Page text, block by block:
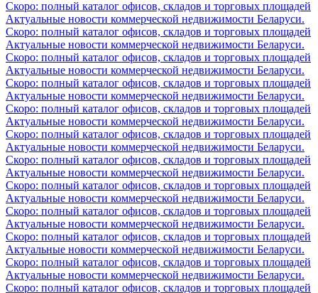
Скоро: полный каталог офисов, складов и торговых площадей
Актуальные новости коммерческой недвижимости Беларуси.
Скоро: полный каталог офисов, складов и торговых площадей
Актуальные новости коммерческой недвижимости Беларуси.
Скоро: полный каталог офисов, складов и торговых площадей
Актуальные новости коммерческой недвижимости Беларуси.
Скоро: полный каталог офисов, складов и торговых площадей
Актуальные новости коммерческой недвижимости Беларуси.
Скоро: полный каталог офисов, складов и торговых площадей
Актуальные новости коммерческой недвижимости Беларуси.
Скоро: полный каталог офисов, складов и торговых площадей
Актуальные новости коммерческой недвижимости Беларуси.
Скоро: полный каталог офисов, складов и торговых площадей
Актуальные новости коммерческой недвижимости Беларуси.
Скоро: полный каталог офисов, складов и торговых площадей
Актуальные новости коммерческой недвижимости Беларуси.
Скоро: полный каталог офисов, складов и торговых площадей
Актуальные новости коммерческой недвижимости Беларуси.
Скоро: полный каталог офисов, складов и торговых площадей
Актуальные новости коммерческой недвижимости Беларуси.
Скоро: полный каталог офисов, складов и торговых площадей
Актуальные новости коммерческой недвижимости Беларуси.
Скоро: полный каталог офисов, складов и торговых площадей